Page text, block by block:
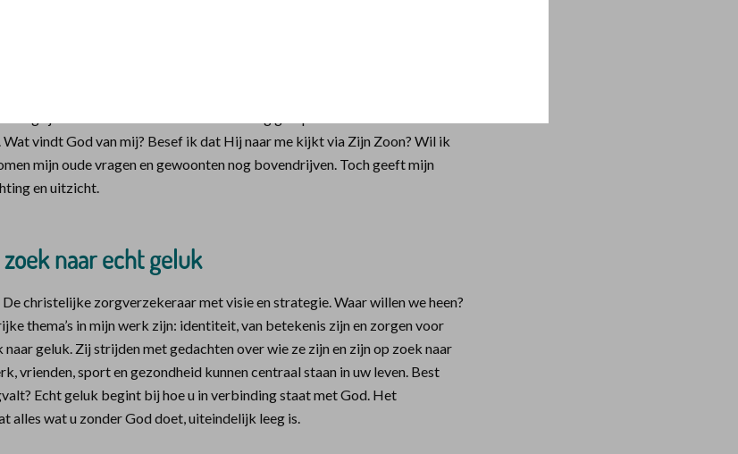
bij De christelijke zorgverzekeraar. Hij vertelt graag meer over zijn
biomedische wetenschappen en leerde over gezondheid, de mens en het
vragen geen echt antwoord op. Vragen als: Wie ben ik en wat is
Wat vindt God van mij? Besef ik dat Hij naar me kijkt via Zijn Zoon? Wil ik
mijn oude vragen en gewoonten nog bovendrijven. Toch geeft mijn
en uitzicht.
naar echt geluk
christelijke zorgverzekeraar met visie en strategie. Waar willen we heen?
thema’s in mijn werk zijn: identiteit, van betekenis zijn en zorgen voor
naar geluk. Zij strijden met gedachten over wie ze zijn en zijn op zoek naar
vrienden, sport en gezondheid kunnen centraal staan in uw leven. Best
Echt geluk begint bij hoe u in verbinding staat met God. Het
alles wat u zonder God doet, uiteindelijk leeg is.